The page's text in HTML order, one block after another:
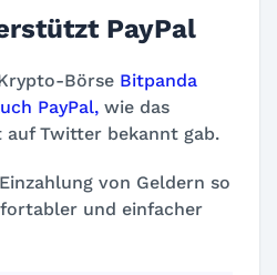
PayPal
Börse Bitpanda
PayPal, wie das
auf Twitter bekannt gab.
von Geldern so
und einfacher